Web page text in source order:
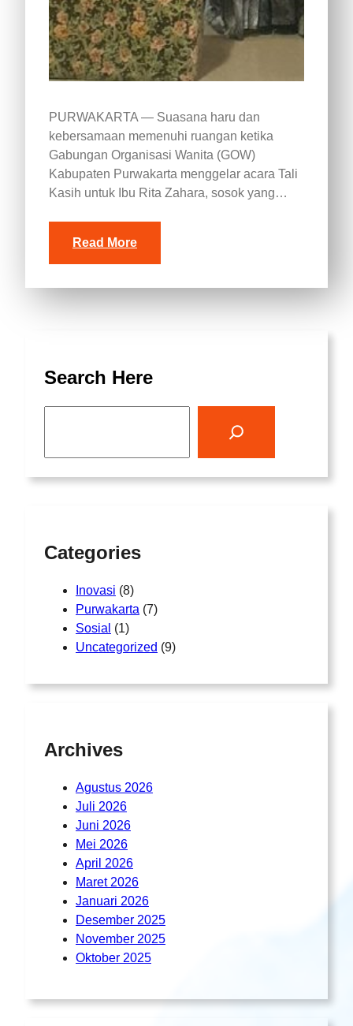
PURWAKARTA — Suasana haru dan
kebersamaan memenuhi ruangan ketika
Gabungan Organisasi Wanita (GOW)
Kabupaten Purwakarta menggelar acara Tali
Kasih untuk Ibu Rita Zahara, sosok yang…
Read More
Search Here
Categories
Inovasi (8)
Purwakarta (7)
Sosial (1)
Uncategorized (9)
Archives
Agustus 2026
Juli 2026
Juni 2026
Mei 2026
April 2026
Maret 2026
Januari 2026
Desember 2025
November 2025
Oktober 2025